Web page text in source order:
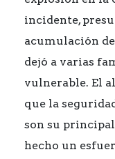
incidente,
acumulación
dejó a varias
vulnerable. El
que la
son su
hecho un